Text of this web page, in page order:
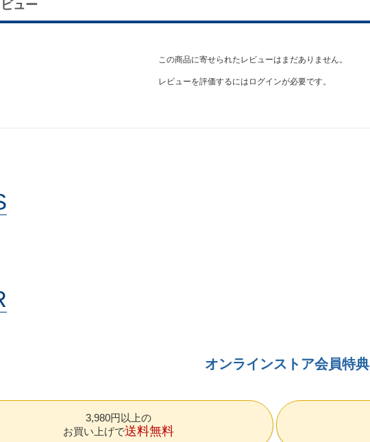
ュー
この商品に寄せられたレビューはまだありません。
レビューを評価するには ログインが必要です。
オンラインストア会員特典
3,980円以上の
お買い上げで送料無料